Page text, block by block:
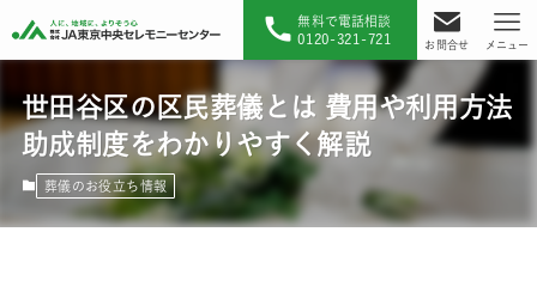
無料で電話相談
0120-321-721 お問合せ メニュー
世田谷区の区民葬儀とは 費用や利用方法
助成制度をわかりやすく解説
葬儀のお役立ち情報